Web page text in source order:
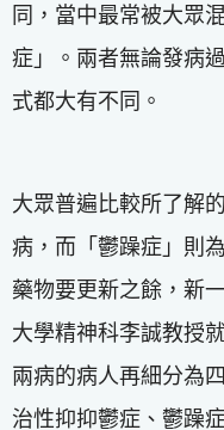
同，當中最常被大眾
症」。兩者無論發病
式都大有不同。
大眾普遍比較所了解
病，而「鬱躁症」則
藥物要更新之餘，新
大學精神科李誠教授
兩病的病人再細分為
治性抑抑鬱症、鬱躁